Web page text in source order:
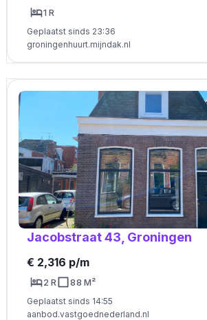
1 R
Geplaatst sinds 23:36
groningenhuurt.mijndak.nl
Jacobstraat 43, Groningen
€ 2,316 p/m
2 R 88 M²
Geplaatst sinds 14:55
aanbod.vastgoednederland.nl